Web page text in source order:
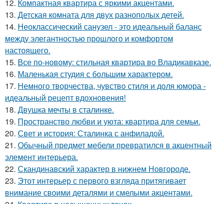
12. Компактная квартира с яркими акцентами.
13. Детская комната для двух разнополых детей.
14. Неоклассический санузел - это идеальный баланс
между элегантностью прошлого и комфортом
настоящего.
15. Все по-новому: стильная квартира во Владикавказе.
16. Маленькая студия с большим характером.
17. Немного творчества, чувство стиля и доля юмора -
идеальный рецепт вдохновения!
18. Двушка мечты в сталинке.
19. Пространство любви и уюта: квартира для семьи.
20. Свет и история: Сталинка с анфиладой.
21. Обычный предмет мебели превратился в акцентный
элемент интерьера.
22. Скандинавский характер в нижнем Новгороде.
23. Этот интерьер с первого взгляда притягивает
внимание своими деталями и смелыми акцентами.